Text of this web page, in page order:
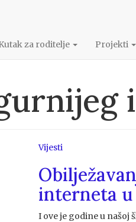
za roditelje Projekti
Vijesti
interneta u
I ove je godine u